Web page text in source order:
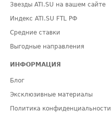
Звезды ATI.SU на вашем сайте
Индекс ATI.SU FTL РФ
Средние ставки
Выгодные направления
ИНФОРМАЦИЯ
Блог
Эксклюзивные материалы
Политика конфиденциальности